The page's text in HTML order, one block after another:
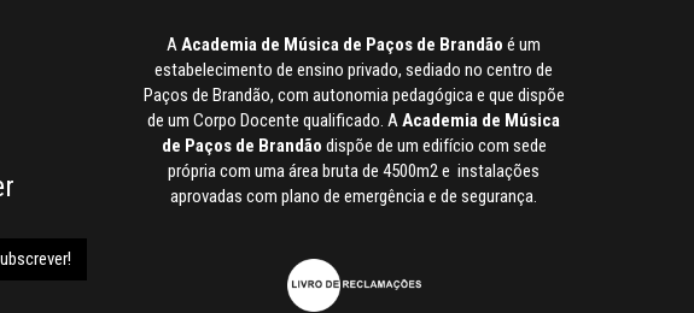
AAcademia de Música de Paços de Brandão é um
estabelecimento de ensino privado, sediado no centro de
Paços de Brandão, com autonomia pedagógica e que dispõe
de um Corpo Docente qualificado. AAcademia de Música
de Paços de Brandão dispõe de um edifício com sede
própria com uma área bruta de 4500m2 e instalações
aprovadas com plano de emergência e de segurança.